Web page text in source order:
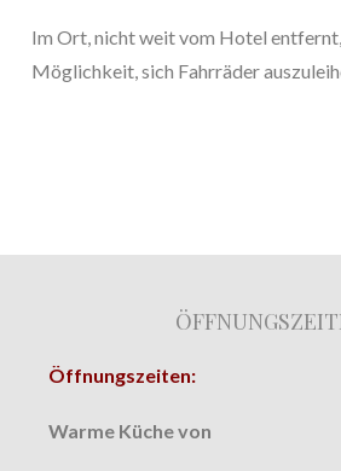
Im Ort, nicht weit vom Hotel entfernt,
Möglichkeit, sich Fahrräder
Öffnungszeiten:
Warme Küche von